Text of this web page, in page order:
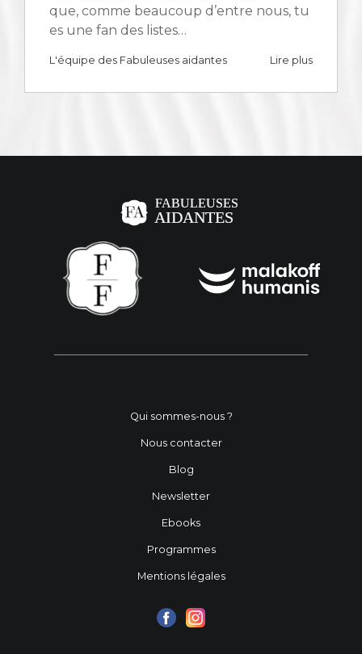
que, comme beaucoup d’entre nous, tu
es une fan des listes…
L'équipe des Fabuleuses aidantes Lire plus
Qui sommes-nous ?
Nous contacter
Blog
Newsletter
Ebooks
Programmes
Mentions légales